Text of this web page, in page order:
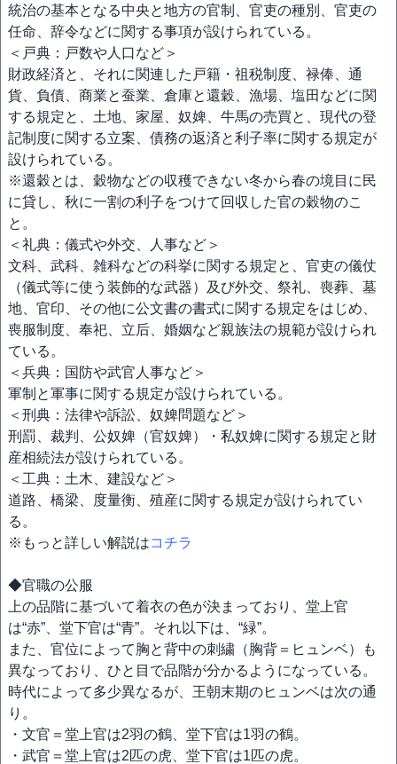
統治の基本となる中央と地方の官制、官吏の種別、官吏の
任命、辞令などに関する事項が設けられている。
＜戸典：戸数や人口など＞
財政経済と、それに関連した戸籍・祖税制度、禄俸、通
貨、負債、商業と蚕業、倉庫と還穀、漁場、塩田などに関
する規定と、土地、家屋、奴婢、牛馬の売買と、現代の登
記制度に関する立案、債務の返済と利子率に関する規定が
設けられている。
※還穀とは、穀物などの収穫できない冬から春の境目に民
に貸し、秋に一割の利子をつけて回収した官の穀物のこ
と。
＜礼典：儀式や外交、人事など＞
文科、武科、雑科などの科挙に関する規定と、官吏の儀仗
（儀式等に使う装飾的な武器）及び外交、祭礼、喪葬、墓
地、官印、その他に公文書の書式に関する規定をはじめ、
喪服制度、奉祀、立后、婚姻など親族法の規範が設けられ
ている。
＜兵典：国防や武官人事など＞
軍制と軍事に関する規定が設けられている。
＜刑典：法律や訴訟、奴婢問題など＞
刑罰、裁判、公奴婢（官奴婢）・私奴婢に関する規定と財
産相続法が設けられている。
＜工典：土木、建設など＞
道路、橋梁、度量衡、殖産に関する規定が設けられてい
る。
※もっと詳しい解説はコチラ
◆官職の公服
上の品階に基づいて着衣の色が決まっており、堂上官
は“赤”、堂下官は“青”。それ以下は、“緑”。
また、官位によって胸と背中の刺繍（胸背＝ヒュンベ）も
異なっており、ひと目で品階が分かるようになっている。
時代によって多少異なるが、王朝末期のヒュンベは次の通
り。
・文官＝堂上官は2羽の鶴、堂下官は1羽の鶴。
・武官＝堂上官は2匹の虎、堂下官は1匹の虎。